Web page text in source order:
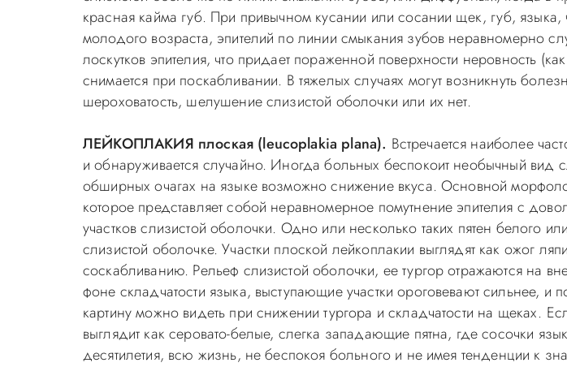
красная кайма губ. При привычном кусании или сосании щек, губ,
молодого возраста, эпителий по линии смыкания зубов неравномерно
лоскутков эпителия, что придает пораженной поверхности неровность
снимается при поскабливании. В тяжелых случаях могут возникнуть
шероховатость, шелушение слизистой оболочки или их нет.
ЛЕЙКОПЛАКИЯ плоская (leucoplakia plana). Встречается наиболее
и обнаруживается случайно. Иногда больных беспокоит необычный вид
обширных очагах на языке возможно снижение вкуса. Основной
которое представляет собой неравномерное помутнение эпителия с
участков слизистой оболочки. Одно или несколько таких пятен белого
слизистой оболочке. Участки плоской лейкоплакии выглядят как ожог
соскабливанию. Рельеф слизистой оболочки, ее тургор отражаются на
фоне складчатости языка, выступающие участки ороговевают сильнее,
картину можно видеть при снижении тургора и складчатости на щеках.
выглядит как серовато-белые, слегка западающие пятна, где сосочки
десятилетия, всю жизнь, не беспокоя больного и не имея тенденции к